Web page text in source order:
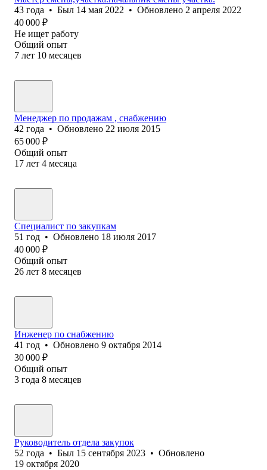
43 года • Был 14 мая 2022 • Обновлено 2 апреля 2022
40 000 ₽
Не ищет работу
Общий опыт
7 лет 10 месяцев
Менеджер по продажам , снабжению
42 года • Обновлено 22 июля 2015
65 000 ₽
Общий опыт
17 лет 4 месяца
Специалист по закупкам
51 год • Обновлено 18 июля 2017
40 000 ₽
Общий опыт
26 лет 8 месяцев
Инженер по снабжению
41 год • Обновлено 9 октября 2014
30 000 ₽
Общий опыт
3 года 8 месяцев
Руководитель отдела закупок
52 года • Был 15 сентября 2023 • Обновлено
19 октября 2020